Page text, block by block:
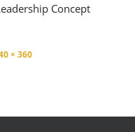
Concept
× 360